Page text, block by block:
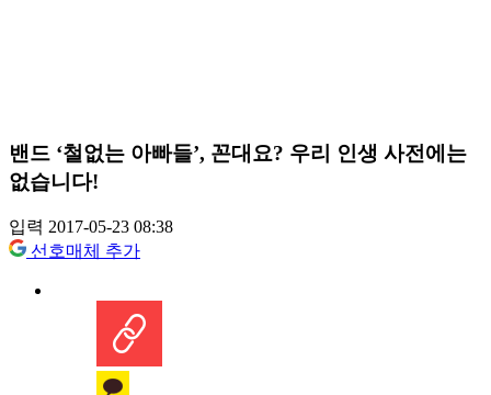
밴드 ‘철없는 아빠들’, 꼰대요? 우리 인생 사전에는
없습니다!
입력 2017-05-23 08:38
선호매체 추가